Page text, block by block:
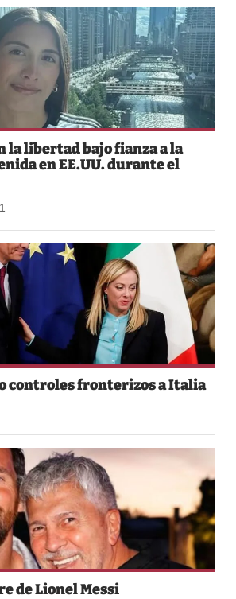
la libertad bajo fianza a la
en EE.UU. durante el
controles fronterizos a Italia
de Lionel Messi